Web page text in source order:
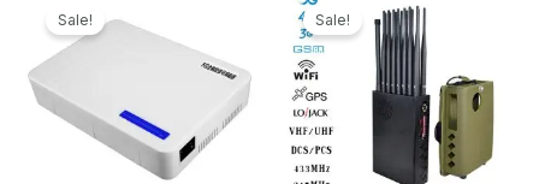
Sale!
war:
329,99€.
Sale!
Preis
war:
1.599,00€